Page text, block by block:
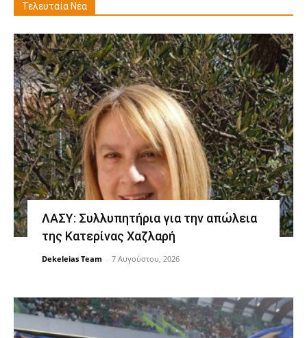
Τελευταία Νέα
ΛΑΣΥ: Συλλυπητήρια για την απώλεια
της Κατερίνας Χαζλαρή
Dekeleias Team - 7 Αυγούστου, 2026